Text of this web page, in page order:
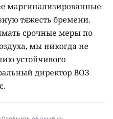
маргинализированные
тяжесть бремени.
срочные меры по
мы никогда не
устойчивого
директор ВОЗ